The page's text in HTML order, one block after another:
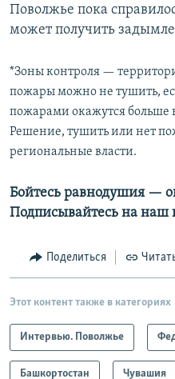
Поволжье пока
может получить
*Зоны контроля —
пожары можно не тушить,
пожарами окажутся больше
Решение, тушить или нет
региональные власти.
Бойтесь равнодушия —
Подписывайтесь на наш
Поделиться
Этот контент также в категориях
Интервью. Поволжье
Башкортостан Чувашия